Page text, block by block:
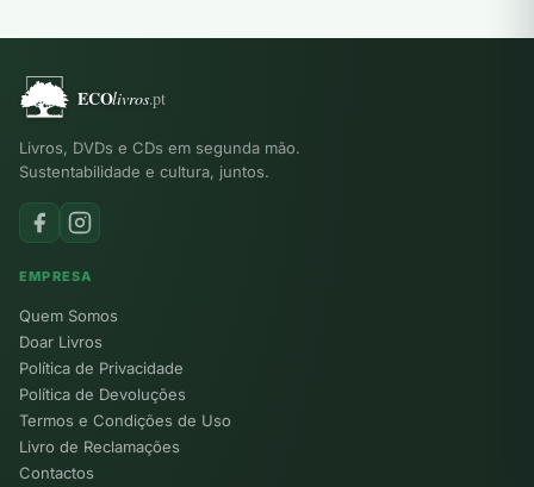
Livros, DVDs e CDs em segunda mão.
Sustentabilidade e cultura, juntos.
EMPRESA
Quem Somos
Doar Livros
Política de Privacidade
Política de Devoluções
Termos e Condições de Uso
Livro de Reclamações
Contactos